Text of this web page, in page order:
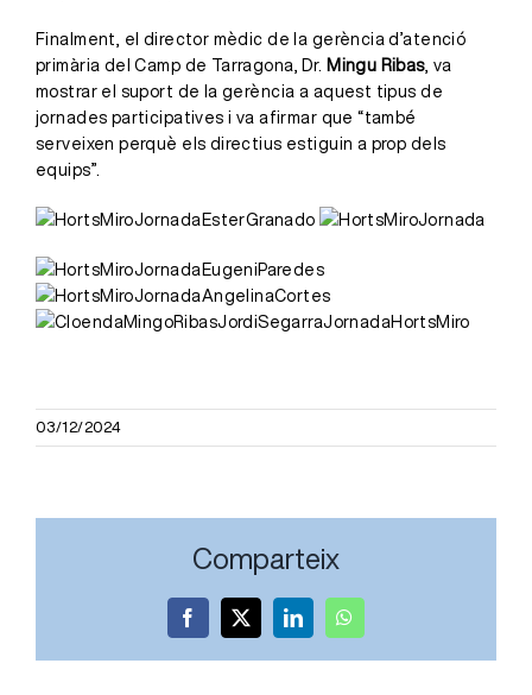
Finalment, el director mèdic de la gerència d’atenció
primària del Camp de Tarragona, Dr. Mingu Ribas, va
mostrar el suport de la gerència a aquest tipus de
jornades participatives i va afirmar que “també
serveixen perquè els directius estiguin a prop dels
equips”.
03/12/2024
Comparteix
Facebook
X LinkedInWhatsApp
L’Hospital